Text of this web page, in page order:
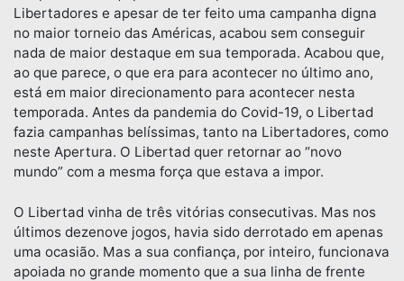
Libertadores e apesar de ter feito uma campanha digna
no maior torneio das Américas, acabou sem conseguir
nada de maior destaque em sua temporada. Acabou que,
ao que parece, o que era para acontecer no último ano,
está em maior direcionamento para acontecer nesta
temporada. Antes da pandemia do Covid-19, o Libertad
fazia campanhas belíssimas, tanto na Libertadores, como
neste Apertura. O Libertad quer retornar ao “novo
mundo” com a mesma força que estava a impor.
O Libertad vinha de três vitórias consecutivas. Mas nos
últimos dezenove jogos, havia sido derrotado em apenas
uma ocasião. Mas a sua confiança, por inteiro, funcionava
apoiada no grande momento que a sua linha de frente